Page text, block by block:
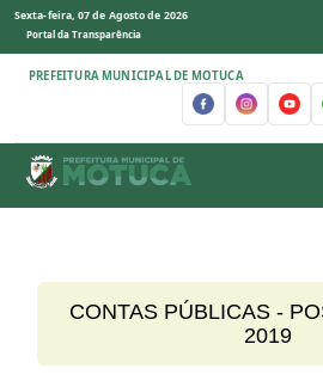
Sexta-feira, 07 de Agosto de 2026
Portal da Transparência
PREFEITURA MUNICIPAL DE MOTUCA
CONTAS PÚBLICAS -
2019